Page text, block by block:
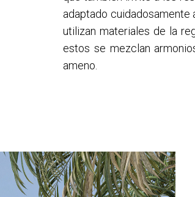
adaptado cuidadosamente
utilizan materiales de la
estos se mezclan
ameno.